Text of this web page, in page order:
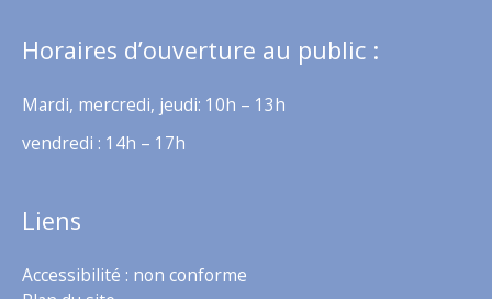
Horaires d’ouverture au public :
Mardi, mercredi, jeudi: 10h – 13h
vendredi : 14h – 17h
Liens
Accessibilité : non conforme